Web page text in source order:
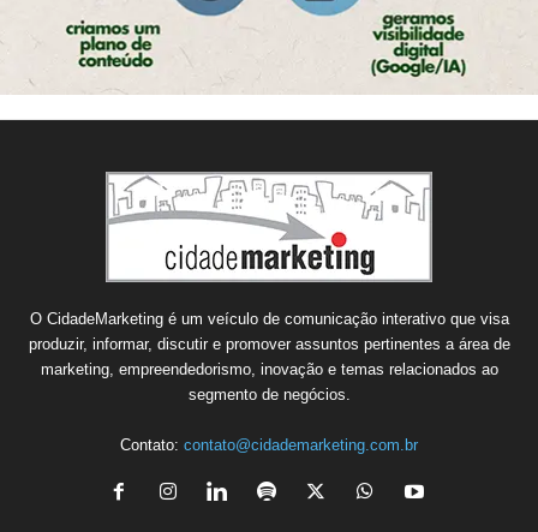
O CidadeMarketing é um veículo de comunicação interativo que visa
produzir, informar, discutir e promover assuntos pertinentes a área de
marketing, empreendedorismo, inovação e temas relacionados ao
segmento de negócios.
Contato: contato@cidademarketing.com.br